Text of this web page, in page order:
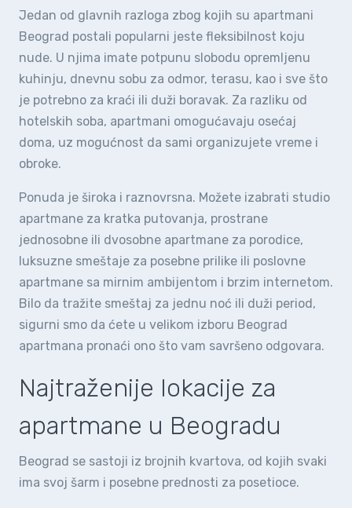
Jedan od glavnih razloga zbog kojih su apartmani
Beograd postali popularni jeste fleksibilnost koju
nude. U njima imate potpunu slobodu opremljenu
kuhinju, dnevnu sobu za odmor, terasu, kao i sve što
je potrebno za kraći ili duži boravak. Za razliku od
hotelskih soba, apartmani omogućavaju osećaj
doma, uz mogućnost da sami organizujete vreme i
obroke.
Ponuda je široka i raznovrsna. Možete izabrati studio
apartmane za kratka putovanja, prostrane
jednosobne ili dvosobne apartmane za porodice,
luksuzne smeštaje za posebne prilike ili poslovne
apartmane sa mirnim ambijentom i brzim internetom.
Bilo da tražite smeštaj za jednu noć ili duži period,
sigurni smo da ćete u velikom izboru Beograd
apartmana pronaći ono što vam savršeno odgovara.
Najtraženije lokacije za
apartmane u Beogradu
Beograd se sastoji iz brojnih kvartova, od kojih svaki
ima svoj šarm i posebne prednosti za posetioce.